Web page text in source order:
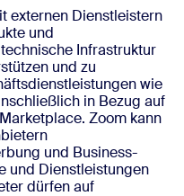
externen Dienstleistern
und
Infrastruktur
und zu
wie
in Bezug auf
Zoom kann
und Business-
und Dienstleistungen
dürfen auf